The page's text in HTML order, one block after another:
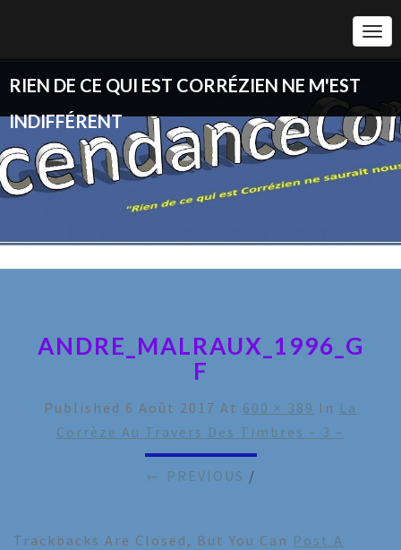
RIEN DE CE QUI EST CORRÉZIEN NE M'EST
INDIFFÉRENT
ANDRE_MALRAUX_1996_G
F
Published 6 Août 2017 At 600 × 389 In La
Corrèze Au Travers Des Timbres – 3 –
← PREVIOUS /
Trackbacks Are Closed, But You Can Post A